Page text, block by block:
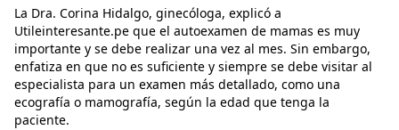
La Dra. Corina Hidalgo, ginecóloga, explicó a
Utileinteresante.pe que el autoexamen de mamas es muy
importante y se debe realizar una vez al mes. Sin embargo,
enfatiza en que no es suficiente y siempre se debe visitar al
especialista para un examen más detallado, como una
ecografía o mamografía, según la edad que tenga la
paciente.